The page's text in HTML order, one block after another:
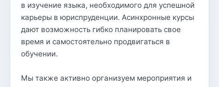
в изучение языка, необходимого для успешной
карьеры в юриспруденции. Асинхронные курсы
дают возможность гибко планировать свое
время и самостоятельно продвигаться в
обучении.
Мы также активно организуем мероприятия и